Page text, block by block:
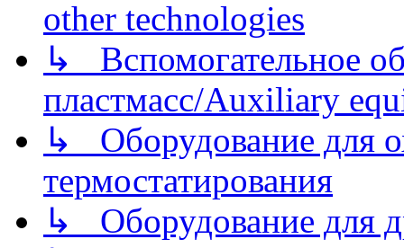
other technologies
↳ Вспомогательное
пластмасс/Auxiliary
↳ Оборудование для
термостатирования
↳ Оборудование для